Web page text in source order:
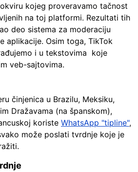
kojeg proveravamo tačnost
na toj platformi. Rezultati tih
deo sistema za moderaciju
aplikacije. Osim toga, TikTok
i u tekstovima koje
veb-sajtovima.
činjenica u Brazilu, Meksiku,
Dražavama (na španskom),
koriste WhatsApp "tipline",
može poslati tvrdnje koje je